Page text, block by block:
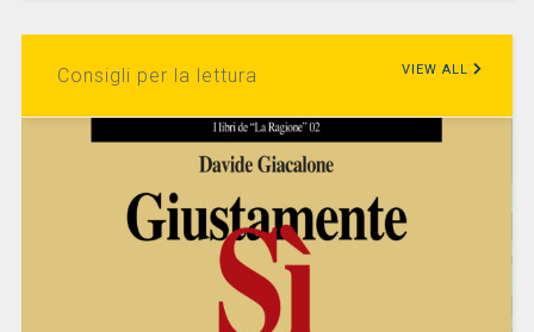
Consigli per la lettura VIEW ALL